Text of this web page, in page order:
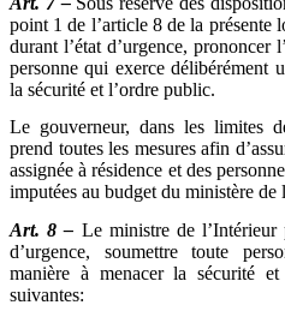
point 1 de l’article 8 de la présente
durant l’état d’urgence, prononcer
personne qui exerce délibérément
la sécurité et l’ordre public.
Le gouverneur, dans les limites
prend toutes les mesures afin
assignée à résidence et des
imputées au budget du ministère de
Art. 8 – Le ministre de l’Intérieur
d’urgence, soumettre toute
manière à menacer la sécurité
suivantes: